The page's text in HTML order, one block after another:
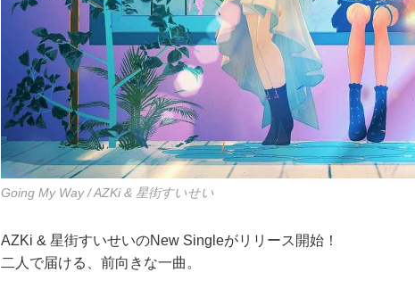
Going My Way / AZKi & 星街すいせい
AZKi & 星街すいせいのNew Singleがリリース開始！
二人で届ける、前向きな一曲。